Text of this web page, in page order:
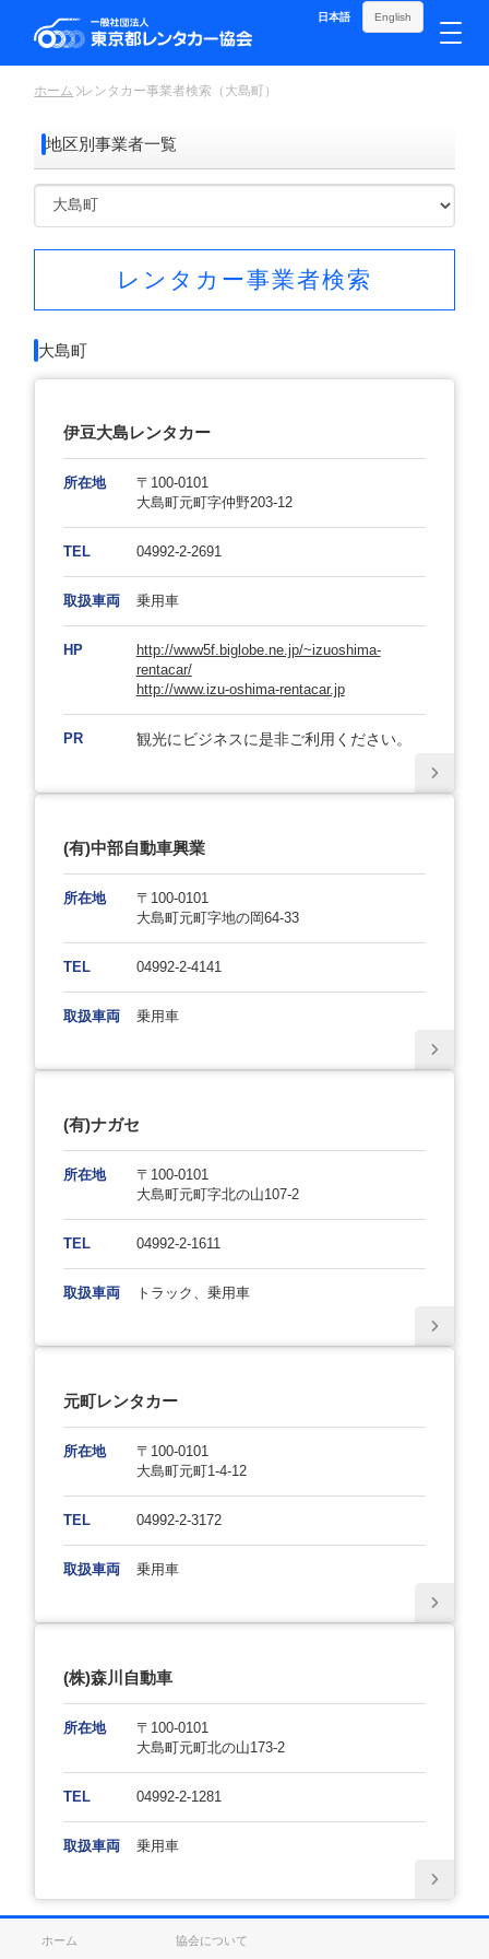
日本語 English
ホーム レンタカー事業者検索（大島町）
地区別事業者一覧
レンタカー事業者検索
大島町
伊豆大島レンタカー
所在地
〒100-0101
大島町元町字仲野203-12
TEL 04992-2-2691
取扱車両 乗用車
HP
http://www5f.biglobe.ne.jp/~izuoshima-
rentacar/
http://www.izu-oshima-rentacar.jp
PR 観光にビジネスに是非ご利用ください。
(有)中部自動車興業
所在地
〒100-0101
大島町元町字地の岡64-33
TEL 04992-2-4141
取扱車両 乗用車
(有)ナガセ
所在地
〒100-0101
大島町元町字北の山107-2
TEL 04992-2-1611
取扱車両 トラック、乗用車
元町レンタカー
所在地
〒100-0101
大島町元町1-4-12
TEL 04992-2-3172
取扱車両 乗用車
(株)森川自動車
所在地
〒100-0101
大島町元町北の山173-2
TEL 04992-2-1281
取扱車両 乗用車
ホーム
協会について